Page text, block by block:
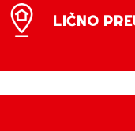
LIČNO